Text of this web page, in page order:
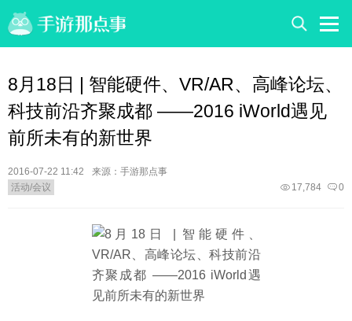
8月18日 | 智能硬件、VR/AR、高峰论坛、
科技前沿齐聚成都 ——2016 iWorld遇见
前所未有的新世界
2016-07-22 11:42
来源：手游那点事
活动/会议
0
17,784